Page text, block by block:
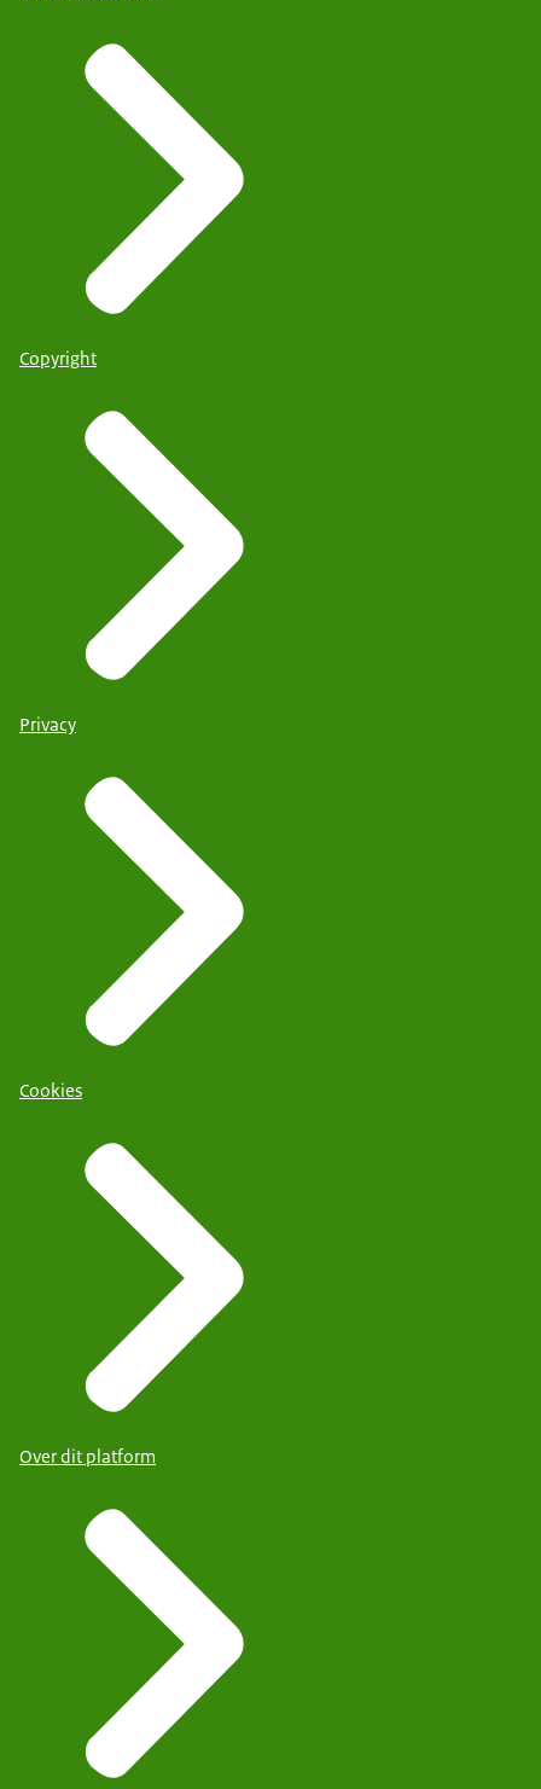
Copyright
Privacy
Cookies
Over dit platform